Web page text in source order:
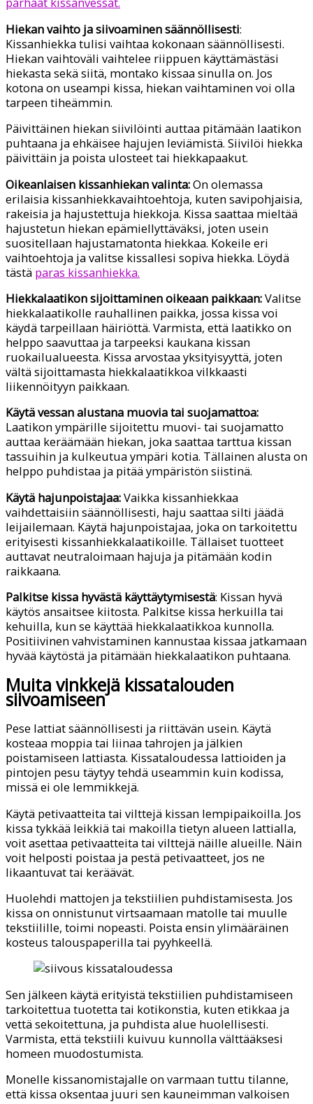
Hiekan vaihto ja siivoaminen säännöllisesti:
Kissanhiekka tulisi vaihtaa kokonaan säännöllisesti.
Hiekan vaihtoväli vaihtelee riippuen käyttämästäsi
hiekasta sekä siitä, montako kissaa sinulla on. Jos
kotona on useampi kissa, hiekan vaihtaminen voi olla
tarpeen tiheämmin.
Päivittäinen hiekan siivilöinti auttaa pitämään laatikon
puhtaana ja ehkäisee hajujen leviämistä. Siivilöi hiekka
päivittäin ja poista ulosteet tai hiekkapaakut.
Oikeanlaisen kissanhiekan valinta:On olemassa
erilaisia kissanhiekkavaihtoehtoja, kuten savipohjaisia,
rakeisia ja hajustettuja hiekkoja. Kissa saattaa mieltää
hajustetun hiekan epämiellyttäväksi, joten usein
suositellaan hajustamatonta hiekkaa. Kokeile eri
vaihtoehtoja ja valitse kissallesi sopiva hiekka. Löydä
tästä paras kissanhiekka.
Hiekkalaatikon sijoittaminen oikeaan paikkaan:Valitse
hiekkalaatikolle rauhallinen paikka, jossa kissa voi
käydä tarpeillaan häiriöttä. Varmista, että laatikko on
helppo saavuttaa ja tarpeeksi kaukana kissan
ruokailualueesta. Kissa arvostaa yksityisyyttä, joten
vältä sijoittamasta hiekkalaatikkoa vilkkaasti
liikennöityyn paikkaan.
Käytä vessan alustana muovia tai suojamattoa:
Laatikon ympärille sijoitettu muovi- tai suojamatto
auttaa keräämään hiekan, joka saattaa tarttua kissan
tassuihin ja kulkeutua ympäri kotia. Tällainen alusta on
helppo puhdistaa ja pitää ympäristön siistinä.
Käytä hajunpoistajaa:Vaikka kissanhiekkaa
vaihdettaisiin säännöllisesti, haju saattaa silti jäädä
leijailemaan. Käytä hajunpoistajaa, joka on tarkoitettu
erityisesti kissanhiekkalaatikoille. Tällaiset tuotteet
auttavat neutraloimaan hajuja ja pitämään kodin
raikkaana.
Palkitse kissa hyvästä käyttäytymisestä: Kissan hyvä
käytös ansaitsee kiitosta. Palkitse kissa herkuilla tai
kehuilla, kun se käyttää hiekkalaatikkoa kunnolla.
Positiivinen vahvistaminen kannustaa kissaa jatkamaan
hyvää käytöstä ja pitämään hiekkalaatikon puhtaana.
Muita vinkkejä kissatalouden
siivoamiseen
Pese lattiat säännöllisesti ja riittävän usein. Käytä
kosteaa moppia tai liinaa tahrojen ja jälkien
poistamiseen lattiasta. Kissataloudessa lattioiden ja
pintojen pesu täytyy tehdä useammin kuin kodissa,
missä ei ole lemmikkejä.
Käytä petivaatteita tai vilttejä kissan lempipaikoilla. Jos
kissa tykkää leikkiä tai makoilla tietyn alueen lattialla,
voit asettaa petivaatteita tai vilttejä näille alueille. Näin
voit helposti poistaa ja pestä petivaatteet, jos ne
likaantuvat tai keräävät.
Huolehdi mattojen ja tekstiilien puhdistamisesta. Jos
kissa on onnistunut virtsaamaan matolle tai muulle
tekstiilille, toimi nopeasti. Poista ensin ylimääräinen
kosteus talouspaperilla tai pyyhkeellä.
Sen jälkeen käytä erityistä tekstiilien puhdistamiseen
tarkoitettua tuotetta tai kotikonstia, kuten etikkaa ja
vettä sekoitettuna, ja puhdista alue huolellisesti.
Varmista, että tekstiili kuivuu kunnolla välttääksesi
homeen muodostumista.
Monelle kissanomistajalle on varmaan tuttu tilanne,
että kissa oksentaa juuri sen kauneimman valkoisen